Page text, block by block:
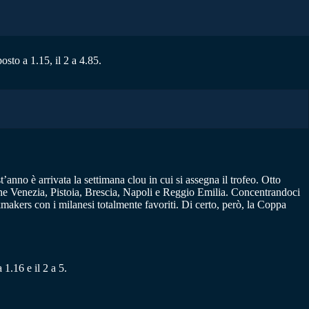
a 1.15, il 2 a 4.85.
è arrivata la settimana clou in cui si assegna il trofeo. Otto
Venezia, Pistoia, Brescia, Napoli e Reggio Emilia. Concentrandoci
con i milanesi totalmente favoriti. Di certo, però, la Coppa
1.16 e il 2 a 5.